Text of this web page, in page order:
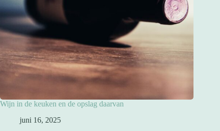
Wijn in de keuken en de opslag daarvan
juni 16, 2025